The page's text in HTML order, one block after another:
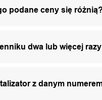
podane ceny się różnią?
dwa lub więcej
z danym